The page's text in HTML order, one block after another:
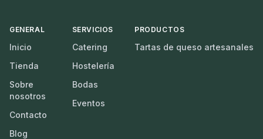
GENERAL
Inicio
Tienda
Sobre
nosotros
Contacto
Blog
SERVICIOS
Catering
Hostelería
Bodas
Eventos
PRODUCTOS
Tartas de queso artesanales